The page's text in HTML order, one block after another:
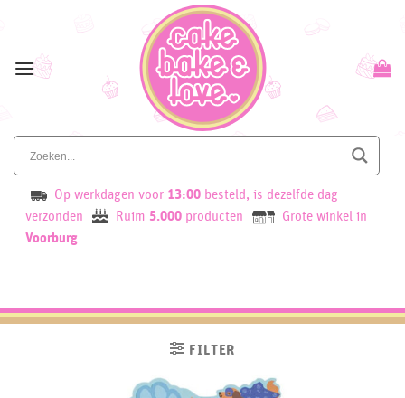
content
Op werkdagen voor 13:00 besteld, is dezelfde dag
verzonden
Ruim 5.000 producten
Grote winkel in
Voorburg
FILTER